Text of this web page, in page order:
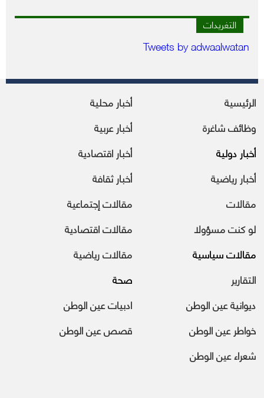
التغريدات
Tweets by adwaalwatan
الرئيسية
أخبار محلية
وظائف شاغرة
أخبار عربية
أخبار دولية
أخبار اقتصادية
أخبار رياضية
أخبار ثقافة
مقالات
مقالات إجتماعية
لو كنت مسؤولا
مقالات اقتصادية
مقالات سياسية
مقالات رياضية
التقارير
صحة
ديوانية عين الوطن
ادبيات عين الوطن
خواطر عين الوطن
قصص عين الوطن
شعراء عين الوطن